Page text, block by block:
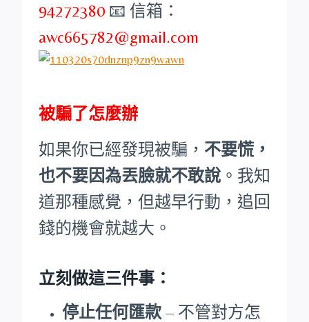
94272380 📧 信箱：
awc665782@gmail.com
被騙了怎麼辦
如果你已經發現被騙， 不要慌，
也不要因為丟臉就不敢說 。我知
道那種感覺，但越早行動，追回
錢的機會就越大。
立刻做這三件事：
停止任何匯款 – 不管對方怎